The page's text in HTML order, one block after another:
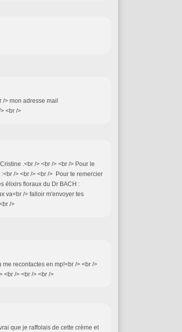
> mon adresse mail
<br />
.<br /> <br /> <br /> Pour le
/> <br /> <br /> Pour te remercier
élixirs floraux du Dr BACH :
va<br /> falloir m'envoyer tes
/>
recontactes en mp!<br /> <br />
<br /> <br /> <br />
que je raffolais de cette crème et